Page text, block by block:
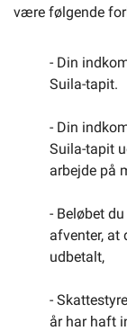
være følgende
- Din
Suila-tapit.
- Din
Suila-tapit
arbejde på
- Beløbet
afventer, at
udbetalt,
-
år har haft